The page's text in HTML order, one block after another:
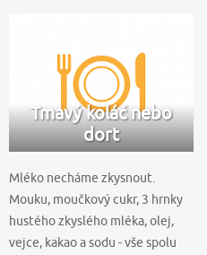
Tmavý koláč nebo
dort
Mléko necháme zkysnout.
Mouku, moučkový cukr, 3 hrnky
hustého zkyslého mléka, olej,
vejce, kakao a sodu - vše spolu